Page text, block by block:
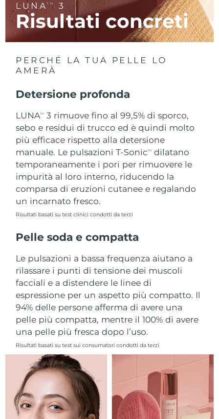
LUNATM 3
Risultati concreti
PERCHÉ LA TUA PELLE LO
AMERÀ
Detersione profonda
LUNATM
3 rimuove fino al 99,5% di sporco,
sebo e residui di trucco ed è quindi molto
più efficace rispetto alla detersione
manuale. Le pulsazioni T-SonicTM
dilatano
temporaneamente i pori per rimuovere le
impurità al loro interno, riducendo la
comparsa di eruzioni cutanee e regalando
un incarnato fresco.
Risultati basati su test clinici condotti da terzi
Pelle soda e compatta
Le pulsazioni a bassa frequenza aiutano a
rilassare i punti di tensione dei muscoli
facciali e a distendere le linee di
espressione per un aspetto più compatto. Il
94% delle persone afferma di avere una
pelle più compatta, mentre il 100% di avere
una pelle più fresca dopo l’uso.
Risultati basati su test sui consumatori condotti da terzi
RAS di Macao Consegna stimata14/8/26
Malaysia
Malta
Messico Consegna stimata
Monaco Consegna stimata13/8/26
Paesi Bassi Consegna stimata
Nuova Zelanda Consegna stimata 12/8/26
Norvegia
Oman
Portogallo Consegna stimata12/8/26
Portorico Consegna stimata14/8/26
Qatar Consegna stimata13/8/26
Riunione Consegna stimata
Romania Consegna stimata12/8/26
Russia Consegna stimata
Arabia Saudita Consegna stimata 13/8/26